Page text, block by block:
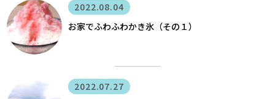
2022.08.04
お家でふわふわかき氷（その１）
2022.07.27